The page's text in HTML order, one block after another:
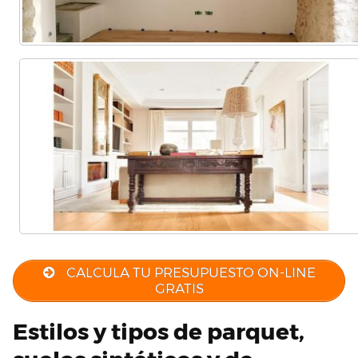
CALCULA TU PRESUPUESTO ON-LINE
GRATIS
Estilos y tipos de parquet,